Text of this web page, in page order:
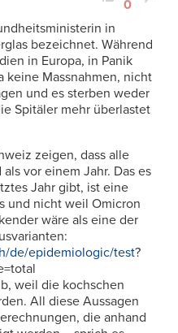
0
in
bezeichnet. Während
in Europa, in Panik
keine Massnahmen, nicht
und es sterben weder
Spitäler mehr überlastet
zeigen, dass alle
vor einem Jahr. Das es
Jahr gibt, ist eine
und nicht weil Omicron
wäre als eine der
de/epidemiologic/test?
weil die kochschen
All diese Aussagen
die anhand